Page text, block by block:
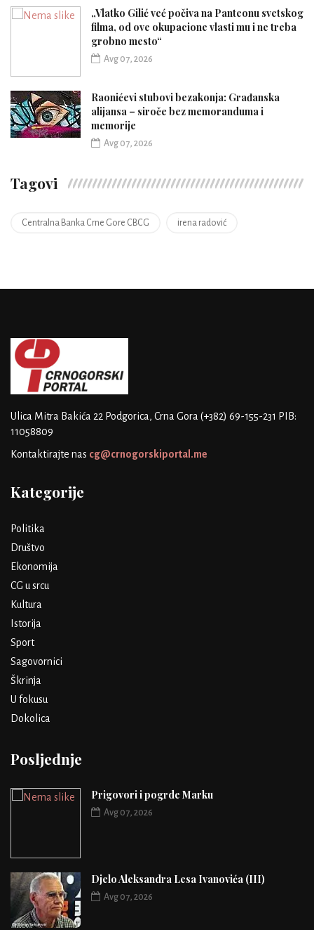
„Vlatko Gilić već počiva na Panteonu svetskog
filma, od ove okupacione vlasti mu i ne treba
grobno mesto“
Avg 07, 2026
Raonićevi stubovi bezakonja: Građanska
alijansa – siroče bez memoranduma i
memorije
Avg 07, 2026
Tagovi
Centralna Banka Crne Gore CBCG irena radović
Ulica Mitra Bakića 22 Podgorica, Crna Gora (+382) 69-155-231 PIB:
11058809
Kontaktirajte nas cg@crnogorskiportal.me
Kategorije
Politika
Društvo
Ekonomija
CG u srcu
Kultura
Istorija
Sport
Sagovornici
Škrinja
U fokusu
Dokolica
Posljednje
Prigovori i pogrde Marku
Avg 07, 2026
Djelo Aleksandra Lesa Ivanovića (III)
Avg 07, 2026